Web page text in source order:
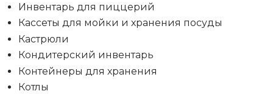
Инвентарь для пиццерий
Кассеты для мойки и хранения посуды
Кастрюли
Кондитерский инвентарь
Контейнеры для хранения
Котлы